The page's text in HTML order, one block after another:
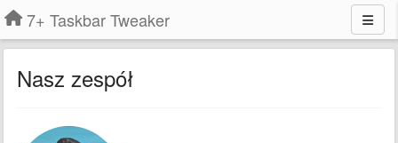
7+ Taskbar Tweaker
Nasz zespół